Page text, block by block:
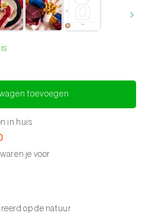
toevoegen
in huis
je voor
op de natuur